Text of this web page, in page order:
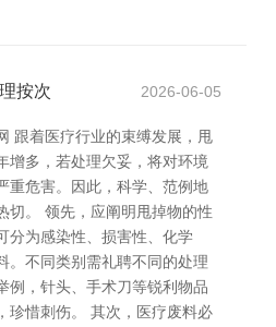
按次 2026-06-05
跟着医疗行业的束缚发展，甩
增多，若处理欠妥，将对环境
重危害。因此，科学、范例地
切。 领先，应阐明甩掉物的性
分为感染性、损害性、化学
。不同类别需礼聘不同的处理
例，针头、手术刀等锐利物品
珍惜刺伤。 其次，医疗废料必